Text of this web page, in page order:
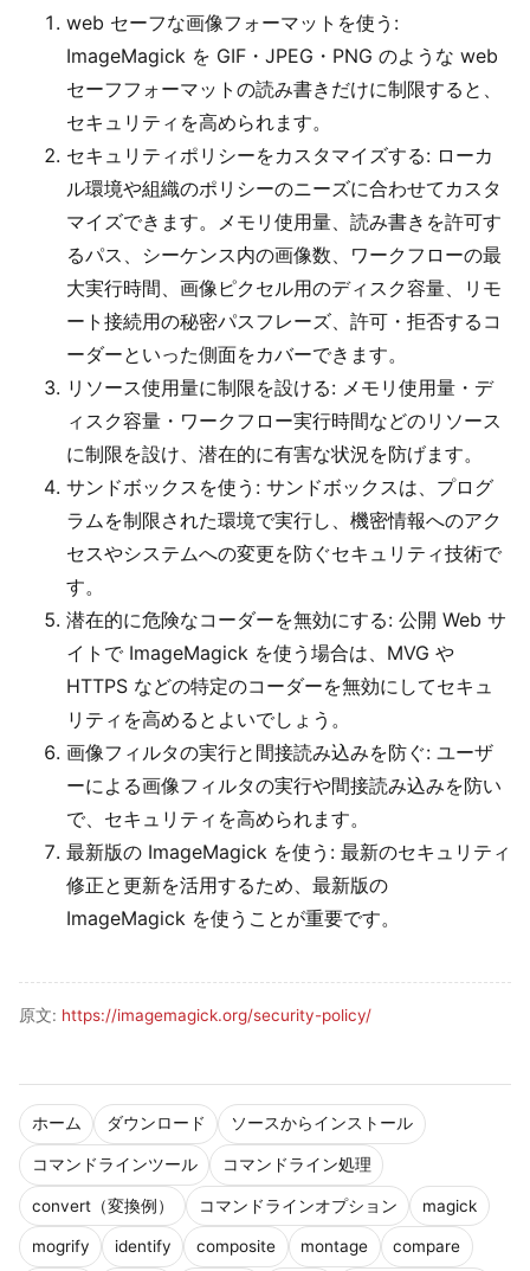
ホーム ダウンロード ソースからインストール
コマンドラインツール コマンドライン処理
convert（変換例） コマンドラインオプション magick
mogrify identify composite montage compare
web セーフな画像フォーマットを使う:
ImageMagick を GIF・JPEG・PNG のような web
セーフフォーマットの読み書きだけに制限すると、
セキュリティを高められます。
セキュリティポリシーをカスタマイズする: ローカ
ル環境や組織のポリシーのニーズに合わせてカスタ
マイズできます。メモリ使用量、読み書きを許可す
るパス、シーケンス内の画像数、ワークフローの最
大実行時間、画像ピクセル用のディスク容量、リモ
ート接続用の秘密パスフレーズ、許可・拒否するコ
ーダーといった側面をカバーできます。
リソース使用量に制限を設ける: メモリ使用量・デ
ィスク容量・ワークフロー実行時間などのリソース
に制限を設け、潜在的に有害な状況を防げます。
サンドボックスを使う: サンドボックスは、プログ
ラムを制限された環境で実行し、機密情報へのアク
セスやシステムへの変更を防ぐセキュリティ技術で
す。
潜在的に危険なコーダーを無効にする: 公開 Web サ
イトで ImageMagick を使う場合は、MVG や
HTTPS などの特定のコーダーを無効にしてセキュ
リティを高めるとよいでしょう。
画像フィルタの実行と間接読み込みを防ぐ: ユーザ
ーによる画像フィルタの実行や間接読み込みを防い
で、セキュリティを高められます。
最新版の ImageMagick を使う: 最新のセキュリティ
修正と更新を活用するため、最新版の
ImageMagick を使うことが重要です。
原文: https://imagemagick.org/security-policy/